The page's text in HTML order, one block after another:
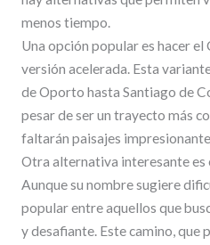
menos tiempo.
Una opción popular es hacer el
versión acelerada. Esta
de Oporto hasta Santiago de
pesar de ser un trayecto más
faltarán paisajes
Otra alternativa interesante
Aunque su nombre sugiere
popular entre aquellos que
y desafiante. Este camino, que